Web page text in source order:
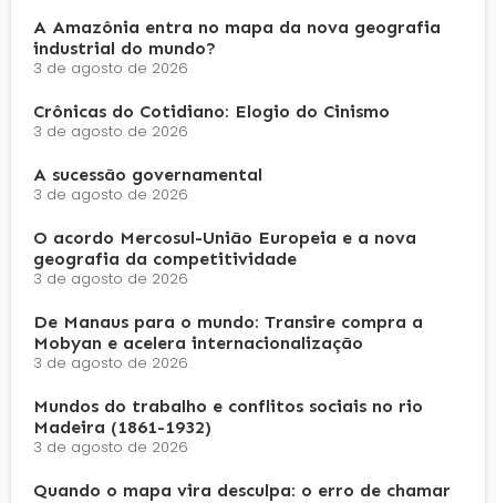
A Amazônia entra no mapa da nova geografia
industrial do mundo?
3 de agosto de 2026
Crônicas do Cotidiano: Elogio do Cinismo
3 de agosto de 2026
A sucessão governamental
3 de agosto de 2026
O acordo Mercosul-União Europeia e a nova
geografia da competitividade
3 de agosto de 2026
De Manaus para o mundo: Transire compra a
Mobyan e acelera internacionalização
3 de agosto de 2026
Mundos do trabalho e conflitos sociais no rio
Madeira (1861-1932)
3 de agosto de 2026
Quando o mapa vira desculpa: o erro de chamar